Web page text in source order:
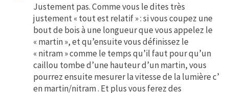
Justement pas. Comme vous le dites très
justement « tout est relatif » : si vous coupez une
bout de bois à une longueur que vous appelez le
« martin », et qu’ensuite vous définissez le
« nitram » comme le temps qu’il faut pour qu’un
caillou tombe d’une hauteur d’un martin, vous
pourrez ensuite mesurer la vitesse de la lumière c’
en martin/nitram . Et plus vous ferez des